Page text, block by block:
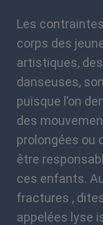
Les
corps des
artistiques,
danseuses,
puisque l’on
des
prolongées ou
être
ces enfants.
fractures ,
appelées lyse